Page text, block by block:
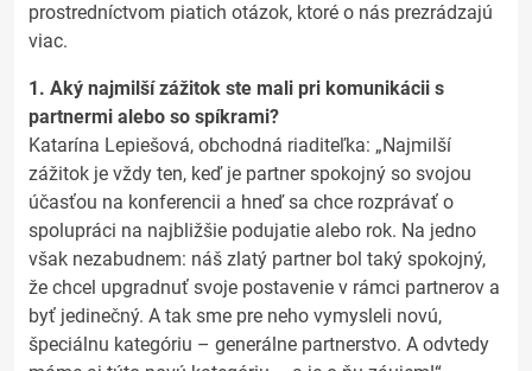
prostredníctvom piatich otázok, ktoré o nás prezrádzajú
viac.
1. Aký najmilší zážitok ste mali pri komunikácii s
partnermi alebo so spíkrami?
Katarína Lepiešová, obchodná riaditeľka: „Najmilší
zážitok je vždy ten, keď je partner spokojný so svojou
účasťou na konferencii a hneď sa chce rozprávať o
spolupráci na najbližšie podujatie alebo rok. Na jedno
však nezabudnem: náš zlatý partner bol taký spokojný,
že chcel upgradnuť svoje postavenie v rámci partnerov a
byť jedinečný. A tak sme pre neho vymysleli novú,
špeciálnu kategóriu – generálne partnerstvo. A odvtedy